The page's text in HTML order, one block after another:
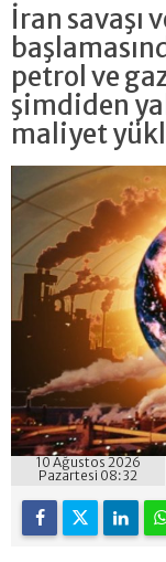
İran savaşı
petrol ve
şimdiden
maliyet
10 Ağustos 2026
Pazartesi 08:32